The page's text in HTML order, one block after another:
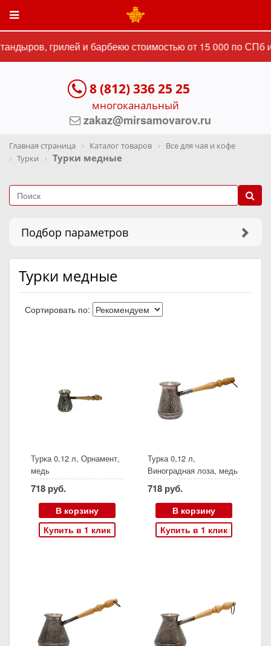
грилей и барбекю стоимостью от 15 000 по СПб и
8 (812) 336 25 25
многоканальный
zakaz@mirsamovarov.ru
Главная страница Каталог товаров
Все для чая и кофе
Турки
Турки медные
Подбор параметров
Турки медные
Сортировать по:
Турка 0,12 л, Орнамент,
медь
718 руб.
В корзину
Купить в 1 клик
Турка 0,12 л,
Виноградная лоза, медь
718 руб.
В корзину
Купить в 1 клик